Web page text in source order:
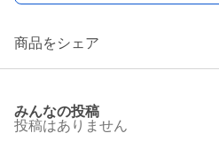
商品をシェア
みんなの投稿
投稿はありません